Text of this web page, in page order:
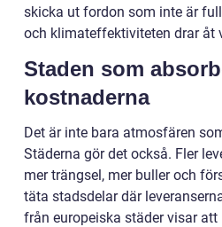
skicka ut fordon som inte är
och klimateffektiviteten drar åt
Staden som
kostnaderna
Det är inte bara atmosfären
Städerna gör det också. Fler
mer trängsel, mer buller och
täta stadsdelar där
från europeiska städer visar